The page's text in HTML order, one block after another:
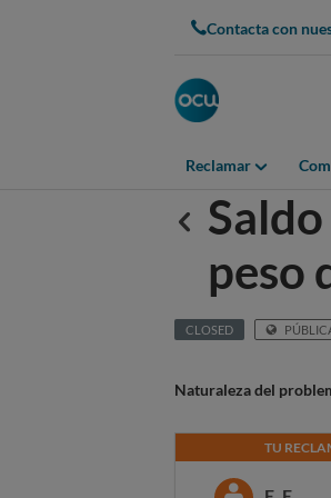
Contacta con
Reclamar
Anterior
peso
CLOSED
Naturaleza del
TU